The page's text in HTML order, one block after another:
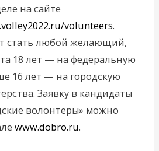
на сайте
volunteers.
стать любой желающий,
18 лет — на федеральную
16 лет — на городскую
Заявку в кандидаты
волонтеры» можно
www.dobro.ru.